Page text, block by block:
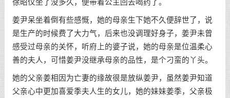
徐昭仪坐了没多久，便带着公主回去喝药了。
姜尹呆坐着倒有些感慨，她的母亲生下她不久便辞世了，说
是生产的时候费了大力气，后来也没调理好身子，姜尹未曾
感受过母亲的关怀，听府上的婆子说，她的母亲是位温柔心
善的夫人，可惜姜尹没继承母亲的品性，是个刁蛮的丫头。
她的父亲姜相因为亡妻的缘故很是放纵姜尹，虽然姜尹知道
父亲心中更加喜爱季夫人生的女儿，她的妹妹姜季，父亲极